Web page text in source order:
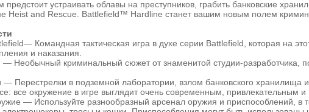
устраивать облавы на преступников, грабить банковские
Heist and Rescue. Battlefield™ Hardline станет вашим новым полем
Командная тактическая игра в духе серии Battlefield, которая на
и наказания.
— Необычный криминальный сюжет от знаменитой студии-разработчика,
Перестрелки в подземной лаборатории, взлом банковского хранилища
все окружение в игре выглядит очень современным, привлекательным и
— Используйте разнообразный арсенал оружия и приспособлений, в